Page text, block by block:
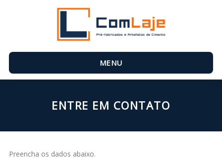
MENU
ENTRE EM CONTATO
Preencha os dados abaixo.